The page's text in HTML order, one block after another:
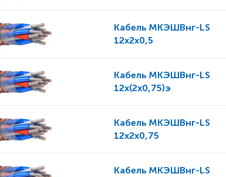
Кабель МКЭШВнг-LS
12x2x0,5
Кабель МКЭШВнг-LS
12x(2x0,75)э
Кабель МКЭШВнг-LS
12x2x0,75
Кабель МКЭШВнг-LS